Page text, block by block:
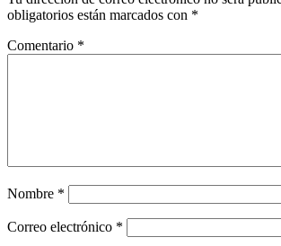
obligatorios están marcados con *
Comentario *
Nombre *
Correo electrónico *